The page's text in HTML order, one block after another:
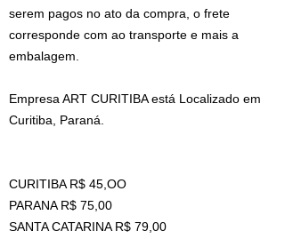
serem pagos no ato da compra, o frete
corresponde com ao transporte e mais a
embalagem.
Empresa ART CURITIBA está Localizado em
Curitiba, Paraná.
CURITIBA R$ 45,OO
PARANA R$ 75,00
SANTA CATARINA R$ 79,00